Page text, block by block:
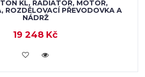
KL, RADIÁTOR, MOTOR,
ROZDĚLOVACÍ PŘEVODOVKA A
NÁDRŽ
19 248 Kč
KOUPIT